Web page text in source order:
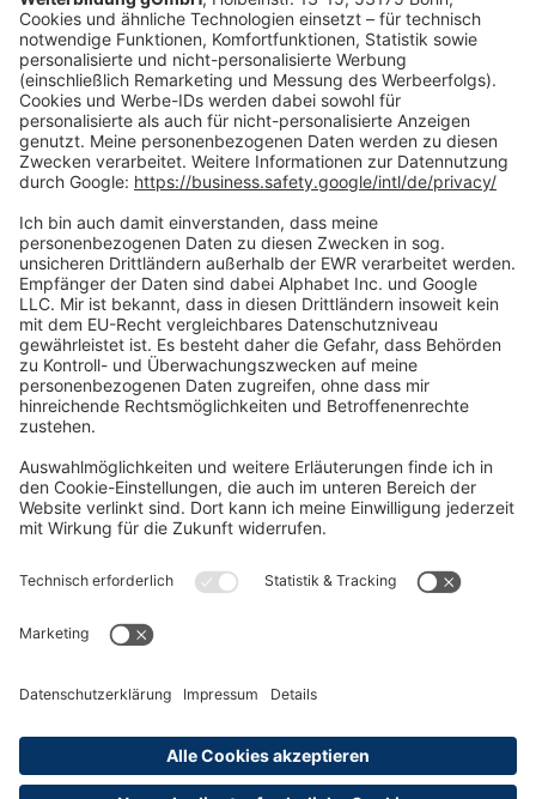
Vertrag widerrufen
Zahlungsarten
Social Media
Oft Gesucht
Rund um die Prüfung
Datenschutzerklärung
Widerrufsrecht
Versandinformationen
Erklärung zur Barrierefreiheit
Abonnements hier kündigen
Cookie-Einstellungen